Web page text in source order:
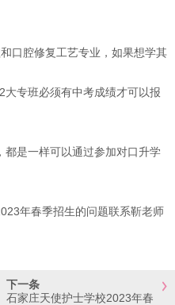
口腔修复工艺专业，如果想学其
专班必须有中考成绩才可以报
是一样可以通过参加对口升学
年春季招生的问题联系靳老师
下一条
石家庄天使护士学校2023年春